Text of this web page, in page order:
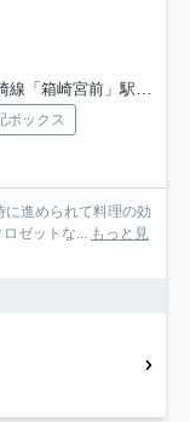
箱崎宮前」駅 徒歩7分
ボックス
進められて料理の効
ゼットな... もっと見